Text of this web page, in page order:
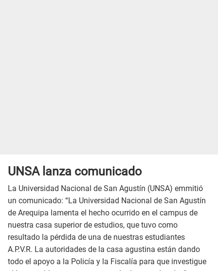
UNSA lanza comunicado
La Universidad Nacional de San Agustín (UNSA) emmitió
un comunicado: “La Universidad Nacional de San Agustín
de Arequipa lamenta el hecho ocurrido en el campus de
nuestra casa superior de estudios, que tuvo como
resultado la pérdida de una de nuestras estudiantes
A.P.V.R. La autoridades de la casa agustina están dando
todo el apoyo a la Policía y la Fiscalía para que investigue